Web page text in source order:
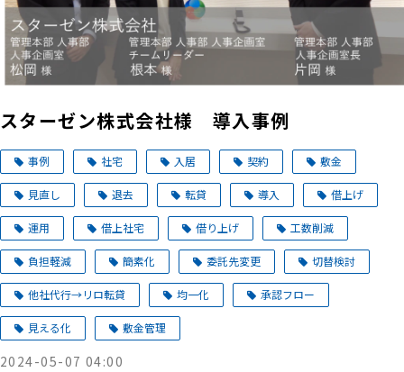
スターゼン株式会社様 導入事例
事例 社宅 入居 契約 敷金
見直し 退去 転貸 導入 借上げ
運用 借上社宅 借り上げ 工数削減
負担軽減 簡素化 委託先変更 切替検討
他社代行→リロ転貸 均一化 承認フロー
見える化 敷金管理
2024-05-07 04:00